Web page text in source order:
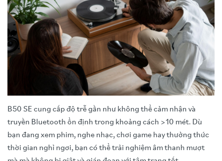
B50 SE cung cấp độ trễ gần như không thể cảm nhận và
truyền Bluetooth ổn định trong khoảng cách >10 mét. Dù
bạn đang xem phim, nghe nhạc, chơi game hay thưởng thức
thời gian nghỉ ngơi, bạn có thể trải nghiệm âm thanh mượt